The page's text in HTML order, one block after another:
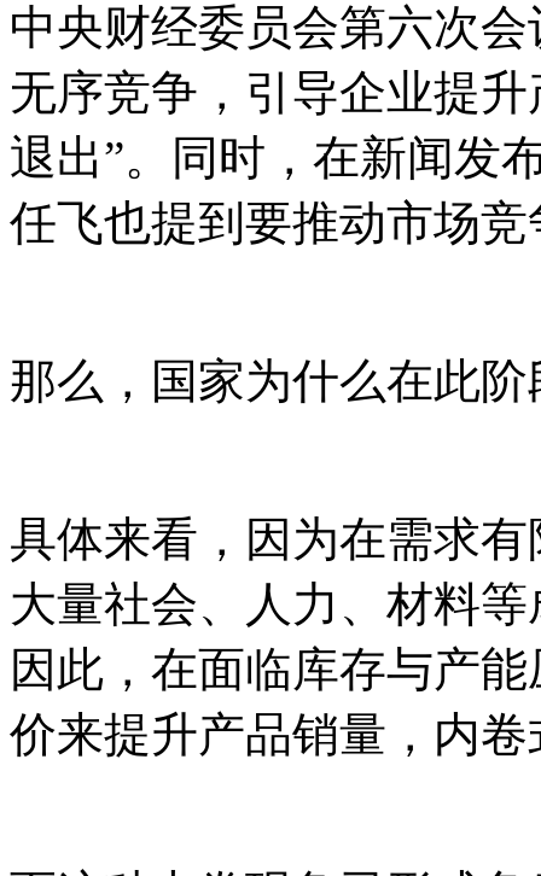
中央财经委员会第六次
无序竞争，引导企业提
退出”。同时，在新闻发
任飞也提到要推动市场
那么，国家为什么在此
具体来看，因为在需求
大量社会、人力、材料
因此，在面临库存与产
价来提升产品销量，内